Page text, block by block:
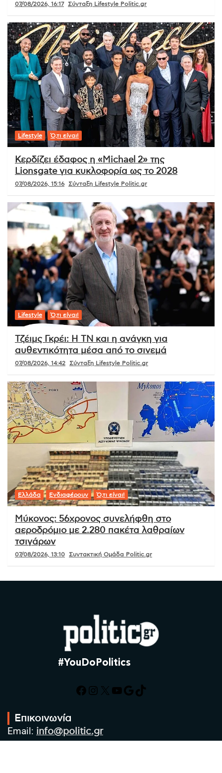
07/08/2026, 16:17 Σύνταξη Lifestyle Politic.gr
Lifestyle Ό,τι είναι!
Κερδίζει έδαφος η «Michael 2» της
Lionsgate για κυκλοφορία ως το 2028
07/08/2026, 15:16 Σύνταξη Lifestyle Politic.gr
Lifestyle Ό,τι είναι!
Τζέιμς Γκρέι: Η ΤΝ και η ανάγκη για
αυθεντικότητα μέσα από το σινεμά
07/08/2026, 14:42 Σύνταξη Lifestyle Politic.gr
Ελλάδα Ενδιαφέρουν Ό,τι είναι!
Μύκονος: 56χρονος συνελήφθη στο
αεροδρόμιο με 2.280 πακέτα λαθραίων
τσιγάρων
07/08/2026, 13:10 Συντακτική Ομάδα Politic.gr
#YouDoPolitics
Facebook
Instagram
X YouTube
Google
TikTok
Επικοινωνία
Email: info@politic.gr
Τηλ: